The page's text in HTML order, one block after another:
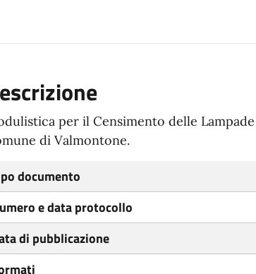
per il Censimento delle
di Valmontone.
documento
e data protocollo
di pubblicazione